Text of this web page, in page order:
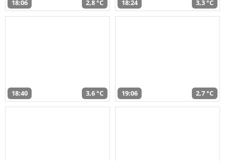
18:06 2,8 °C 18:24 3,3 °C
18:40 3,6 °C 19:06 2,7 °C